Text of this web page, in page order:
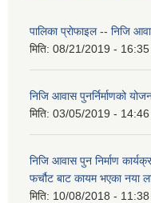
पालिका प्राेफाइल -- निजि
मिति: 08/21/2019 - 16:35
निजि आवास पुनर्निर्माणको
मिति: 03/05/2019 - 14:46
निजि आवास पुन निर्माण
फर्चौट बाट कायम भएका नया
मिति: 10/08/2018 - 11:38